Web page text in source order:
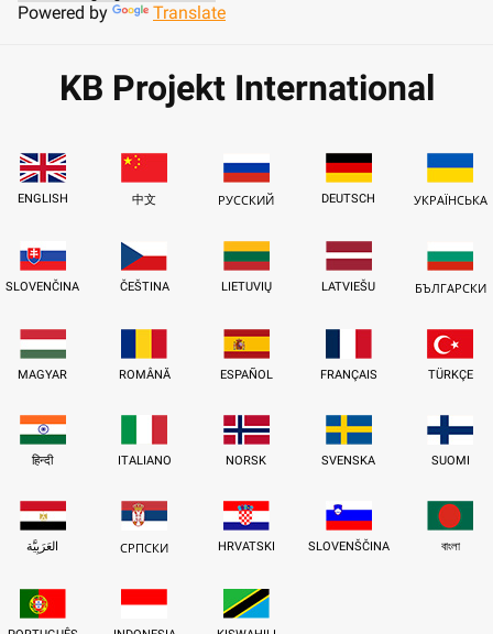
Powered by Translate
KB Projekt International
ENGLISH 中文 РУССКИЙ DEUTSCH УКРАЇНСЬКА
SLOVENČINA ČEŠTINA LIETUVIŲ LATVIEŠU БЪЛГАРСКИ
MAGYAR ROMÂNĂ ESPAÑOL FRANÇAIS TÜRKÇE
हिन्दी ITALIANO NORSK SVENSKA SUOMI
العَرَبِيَّة СРПСКИ HRVATSKI SLOVENŠČINA বাংলা